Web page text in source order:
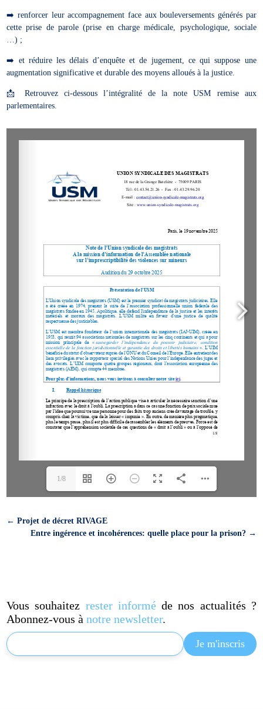
➡️ renforcer leur accompagnement face aux bouleversements générés par
cette prise de parole (prise en charge médicale, psychologique, sociale
…) ;
➡️ et réduire les délais d’enquête et de jugement, ce qui suppose une
augmentation significative et durable des moyens alloués à la justice.
📩 Retrouvez ci-dessous l’intégralité de la note USM remise aux
parlementaires.
1/8
←Projet de décret RIVAGE
Entre ingérence et incohérences: quelle place pour la prison?→
Vous souhaitez rester informéde nos actualités ?
Abonnez-vous ànotre newsletter.